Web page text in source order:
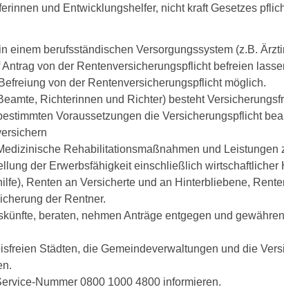
und Entwicklungshelfer, nicht kraft Gesetzes
einem berufsständischen Versorgungssystem (z.B.
von der Rentenversicherungspflicht befreien
von der Rentenversicherungspflicht möglich.
Richterinnen und Richter) besteht
Voraussetzungen die Versicherungspflicht
Rehabilitationsmaßnahmen und Leistungen
der Erwerbsfähigkeit einschließlich wirtschaftlicher
Renten an Versicherte und an Hinterbliebene,
der Rentner.
beraten, nehmen Anträge entgegen und
Städten, die Gemeindeverwaltungen und die
Nummer 0800 1000 4800 informieren.